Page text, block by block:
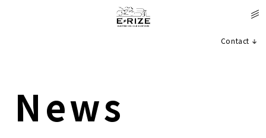
Contact
News